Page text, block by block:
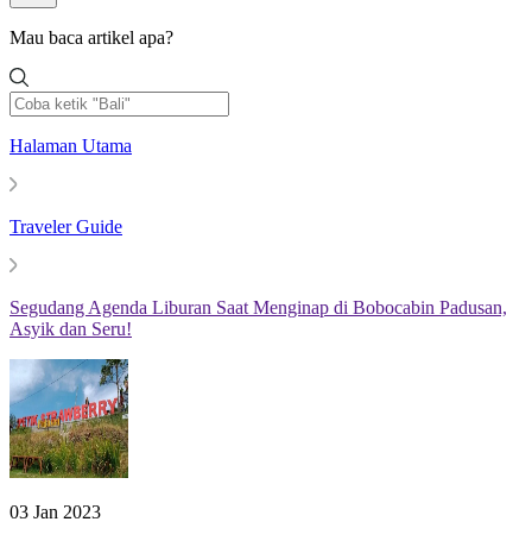
Mau baca artikel apa?
Halaman Utama
Traveler Guide
Segudang Agenda Liburan Saat Menginap di Bobocabin Padusan,
Asyik dan Seru!
03 Jan 2023